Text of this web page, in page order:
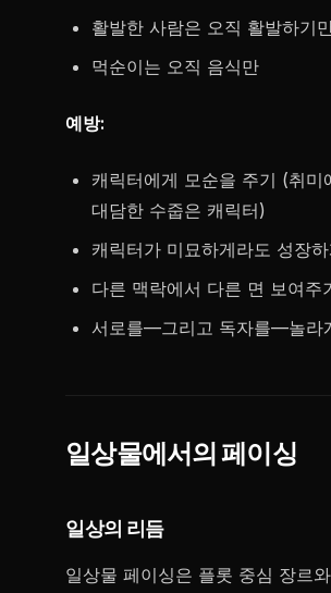
활발한 사람은 오직 활발하기
먹순이는 오직 음식만
예방:
캐릭터에게 모순을 주기 (취미
대담한 수줍은 캐릭터)
캐릭터가 미묘하게라도 성장
다른 맥락에서 다른 면 보여주
서로를—그리고 독자를—놀라
일상물에서의 페이싱
일상의 리듬
일상물 페이싱은 플롯 중심 장르